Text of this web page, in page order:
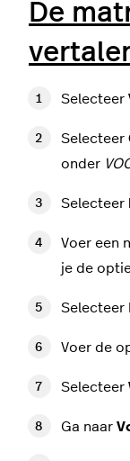
De
Selecteer
Selecteer
onder
Selecteer
Voer een
je de
Selecteer
Voer de
Selecteer
Ga naar